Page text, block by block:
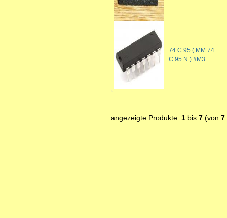
74 C 95 ( MM 74
C 95 N ) #M3
angezeigte Produkte: 1bis 7(von 7